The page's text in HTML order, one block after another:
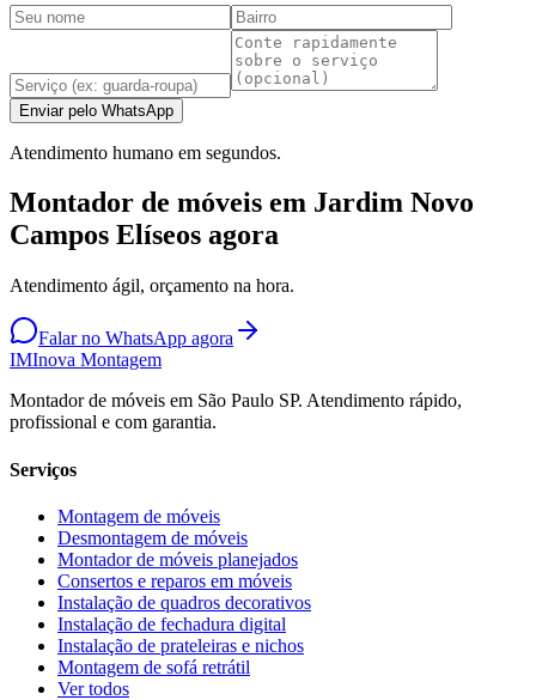
Enviar pelo WhatsApp
Atendimento humano em segundos.
Montador de móveis em Jardim Novo
Campos Elíseos agora
Atendimento ágil, orçamento na hora.
Falar no WhatsApp agora
IMInova Montagem
Montador de móveis em São Paulo SP. Atendimento rápido,
profissional e com garantia.
Serviços
Montagem de móveis
Desmontagem de móveis
Montador de móveis planejados
Consertos e reparos em móveis
Instalação de quadros decorativos
Instalação de fechadura digital
Instalação de prateleiras e nichos
Montagem de sofá retrátil
Ver todos